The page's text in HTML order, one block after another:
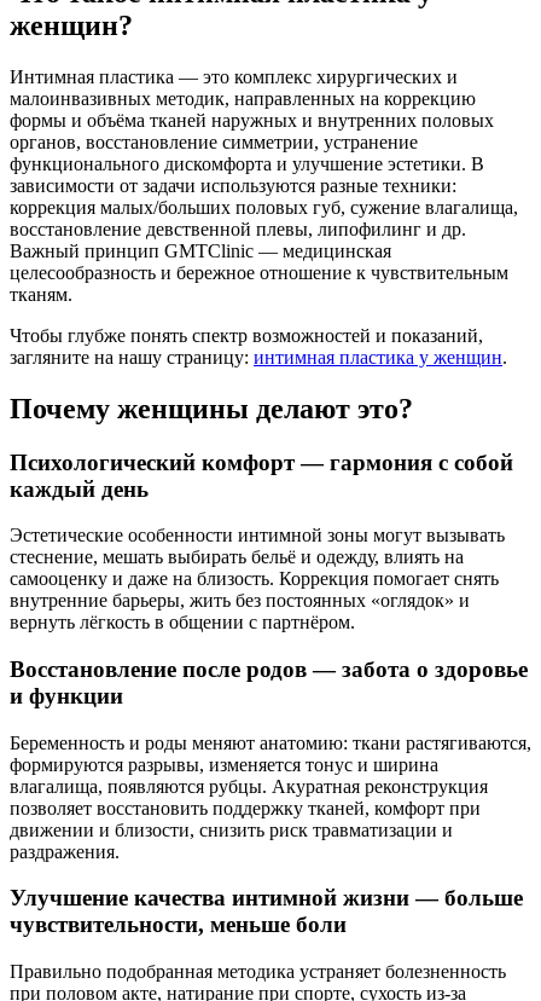
женщин?
Интимная пластика — это комплекс хирургических и
малоинвазивных методик, направленных на коррекцию
формы и объёма тканей наружных и внутренних половых
органов, восстановление симметрии, устранение
функционального дискомфорта и улучшение эстетики. В
зависимости от задачи используются разные техники:
коррекция малых/больших половых губ, сужение влагалища,
восстановление девственной плевы, липофилинг и др.
Важный принцип GMTClinic — медицинская
целесообразность и бережное отношение к чувствительным
тканям.
Чтобы глубже понять спектр возможностей и показаний,
загляните на нашу страницу: интимная пластика у женщин.
Почему женщины делают это?
Психологический комфорт — гармония с собой
каждый день
Эстетические особенности интимной зоны могут вызывать
стеснение, мешать выбирать бельё и одежду, влиять на
самооценку и даже на близость. Коррекция помогает снять
внутренние барьеры, жить без постоянных «оглядок» и
вернуть лёгкость в общении с партнёром.
Восстановление после родов — забота о здоровье
и функции
Беременность и роды меняют анатомию: ткани растягиваются,
формируются разрывы, изменяется тонус и ширина
влагалища, появляются рубцы. Акуратная реконструкция
позволяет восстановить поддержку тканей, комфорт при
движении и близости, снизить риск травматизации и
раздражения.
Улучшение качества интимной жизни — больше
чувствительности, меньше боли
Правильно подобранная методика устраняет болезненность
при половом акте, натирание при спорте, сухость из-за